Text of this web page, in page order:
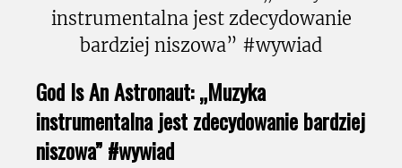
God Is An Astronaut: „Muzyka
instrumentalna jest zdecydowanie bardziej
niszowa” #wywiad